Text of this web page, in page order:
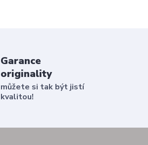
Garance
originality
můžete si tak být jistí
kvalitou!